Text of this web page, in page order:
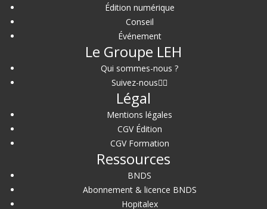
Édition numérique
Conseil
Événement
Le Groupe LEH
Qui sommes-nous ?
Suivez-nous
Légal
Mentions légales
CGV Édition
CGV Formation
Ressources
BNDS
Abonnement & licence BNDS
Hopitalex